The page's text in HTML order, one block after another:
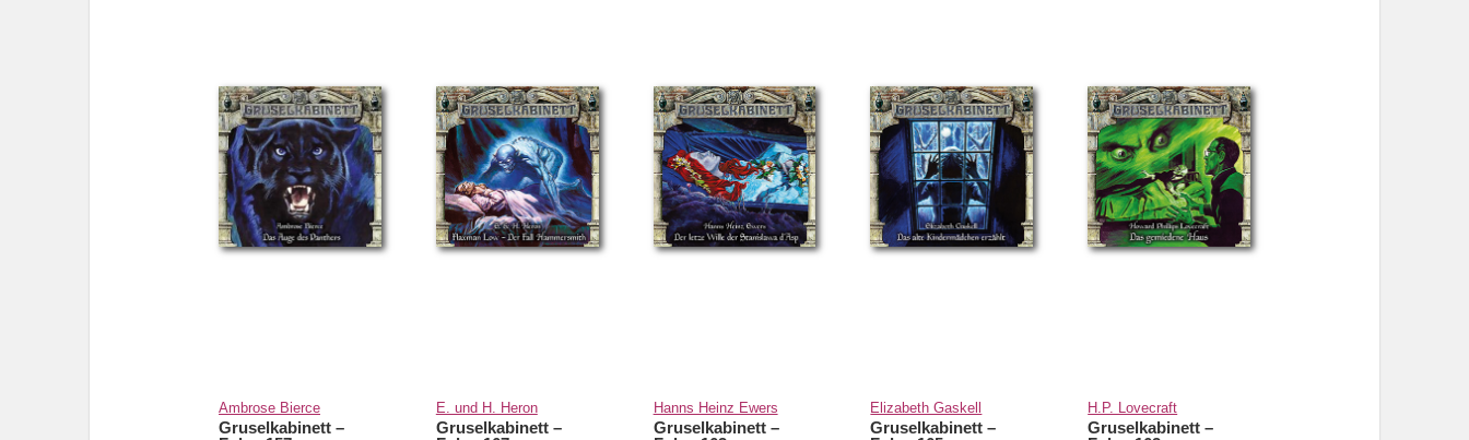
Ambrose Bierce
Gruselkabinett –
E. und H. Heron
Gruselkabinett –
Hanns Heinz Ewers
Gruselkabinett –
Elizabeth Gaskell
Gruselkabinett –
H.P. Lovecraft
Gruselkabinett –